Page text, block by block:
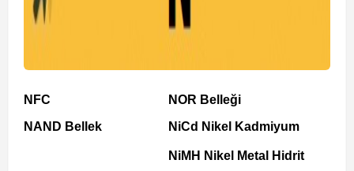
NFC
NAND Bellek
NOR Belleği
NiCd Nikel Kadmiyum
NiMH Nikel Metal Hidrit